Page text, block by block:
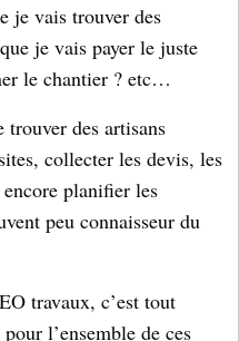
je vais trouver des
je vais payer le juste
le chantier ? etc…
des artisans
collecter les devis, les
planifier les
peu connaisseur du
travaux, c’est tout
l’ensemble de ces